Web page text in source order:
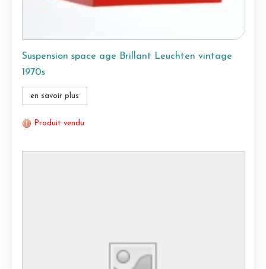
Suspension space age Brillant Leuchten vintage
1970s
en savoir plus
Produit vendu